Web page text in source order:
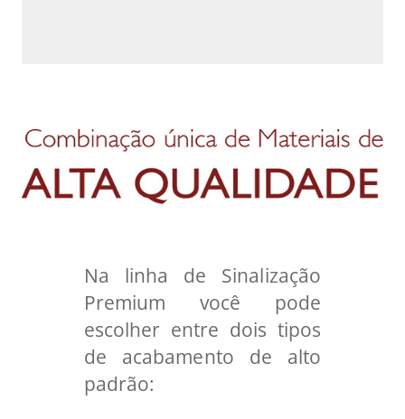
Na linha de Sinalização
Premium você pode
escolher entre dois tipos
de acabamento de alto
padrão: